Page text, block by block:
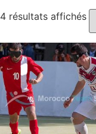
4 résultats affichés